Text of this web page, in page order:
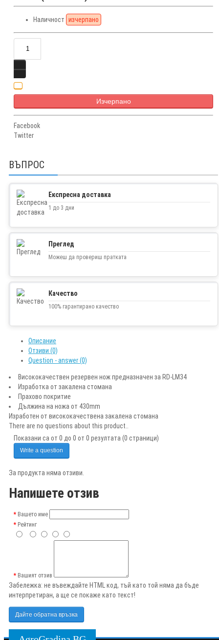
Наличност изчерпано
Изчерпано
Facebook
Twitter
ВЪПРОС
Експресна доставка
1 до 3 дни
Преглед
Можеш да провериш пратката
Качество
100% гарантирано качество
Описание
Отзиви (0)
Question - answer (0)
Висококачествен резервен нож предназначен за RD-LM34
Изработка от закалена стомана
Прахово покритие
Дължина на ножа от 430mm
Изработен от висококачествена закалена стомана
There are no questions about this product..
Показани са от 0 до 0 от 0 резултата (0 страници)
Write a question
За продукта няма отзиви.
Напишете отзив
Вашето име
Рейтинг
Вашият отзив
Забележка: не въвеждайте HTML код, тъй като той няма да бъде
интерпретиран, а ще се покаже като текст!
Дайте обратна връзка